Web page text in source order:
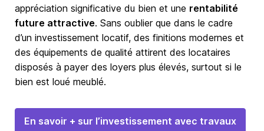
appréciation significative du bien et une rentabilité
future attractive. Sans oublier que dans le cadre
d’un investissement locatif, des finitions modernes et
des équipements de qualité attirent des locataires
disposés à payer des loyers plus élevés, surtout si le
bien est loué meublé.
En savoir + sur l’investissement avec travaux